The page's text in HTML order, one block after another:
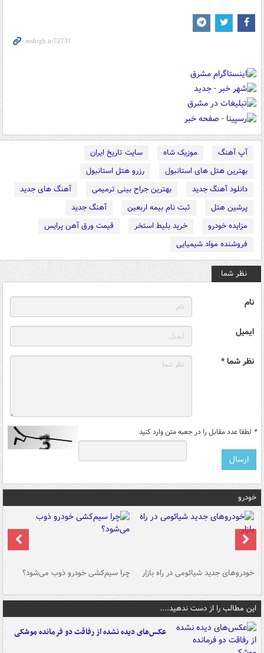
آپ آهنگ موزیک شاه
سایت تاریخ ایران
بهترین هتل های استانبول
رزرو هتل استانبول
دانلود آهنگ جدید
بهترین جراح بینی ترمیمی
آهنگ های جدید
پرشین هتل
ثبت نام بیمه اربعین
آهنگ جدید
مزایده خودرو
خرید بلیط استخر
قیمت ورق آهن پرایس
فروشنده مواد شیمیایی
نظر شما
نام
ایمیل
نظر شما *
* لطفا عدد مقابل را در جعبه متن وارد کنید
خودرو
خودروهای جدید شیائومی در راه بازار چرا سیم‌کشی خودرو ذوب می‌شود؟
این مطالب را از دست ندهید....
عکس‌های دیده نشده از رفاقت دو فرمانده‌ موشکی